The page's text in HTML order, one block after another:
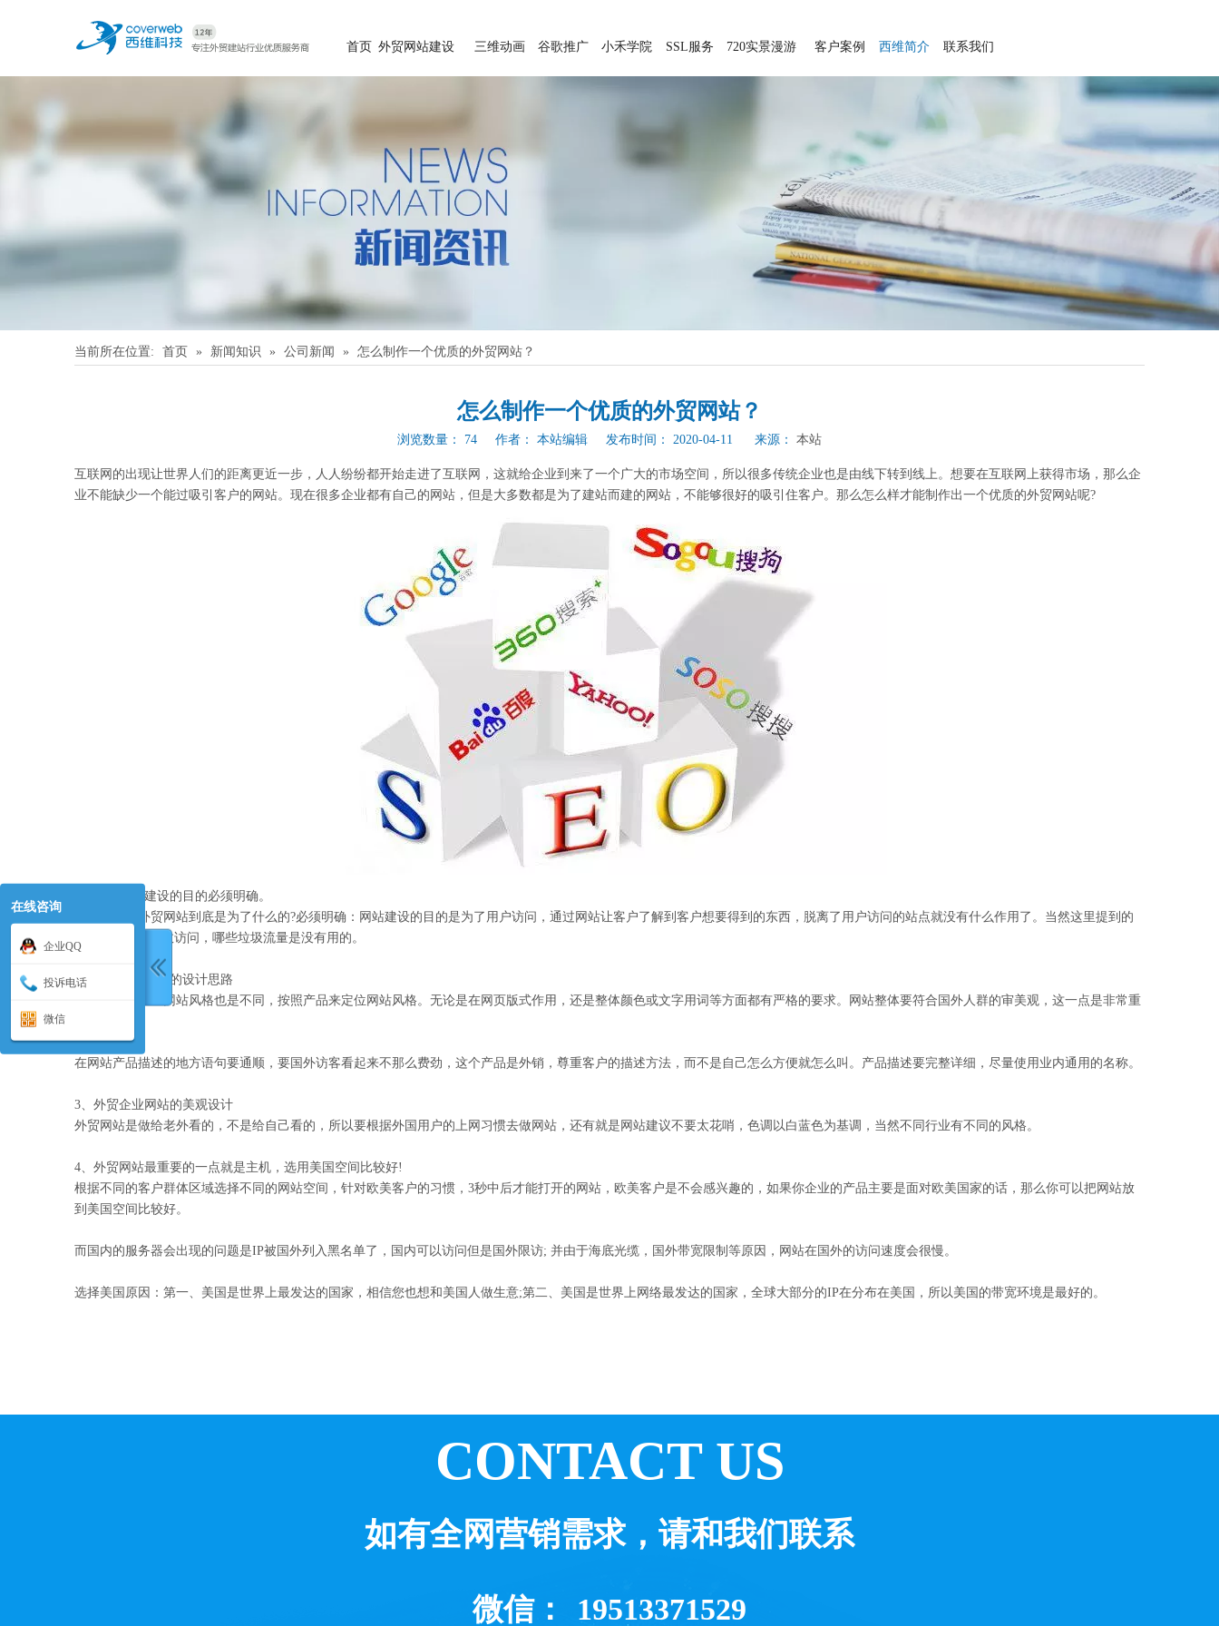
首页 外贸网站建设 三维动画 谷歌推广 小禾学院 SSL服务 720实景漫游 客户案例 西维简介 联系我们
当前所在位置: 首页 » 新闻知识 » 公司新闻 » 怎么制作一个优质的外贸网站？
怎么制作一个优质的外贸网站？
浏览数量： 74 作者： 本站编辑 发布时间： 2020-04-11 来源： 本站
["wechat","weibo","qzone","douban","email"]
互联网的出现让世界人们的距离更近一步，人人纷纷都开始走进了互联网，这就给企业到来了一个广大的市场空间，所以很多传统企业也是由线下转到线上。想要在互联网上获得市场，那么企
业不能缺少一个能过吸引客户的网站。现在很多企业都有自己的网站，但是大多数都是为了建站而建的网站，不能够很好的吸引住客户。那么怎么样才能制作出一个优质的外贸网站呢?
1、外贸网站建设的目的必须明确。
你建设一个外贸网站到底是为了什么的?必须明确：网站建设的目的是为了用户访问，通过网站让客户了解到客户想要得到的东西，脱离了用户访问的站点就没有什么作用了。当然这里提到的
“访问”，是指有效访问，哪些垃圾流量是没有用的。
2、外贸网站建设的设计思路
不同类型的企业网站风格也是不同，按照产品来定位网站风格。无论是在网页版式作用，还是整体颜色或文字用词等方面都有严格的要求。网站整体要符合国外人群的审美观，这一点是非常重
在网站产品描述的地方语句要通顺，要国外访客看起来不那么费劲，这个产品是外销，尊重客户的描述方法，而不是自己怎么方便就怎么叫。产品描述要完整详细，尽量使用业内通用的名称。
3、外贸企业网站的美观设计
外贸网站是做给老外看的，不是给自己看的，所以要根据外国用户的上网习惯去做网站，还有就是网站建议不要太花哨，色调以白蓝色为基调，当然不同行业有不同的风格。
4、外贸网站最重要的一点就是主机，选用美国空间比较好!
根据不同的客户群体区域选择不同的网站空间，针对欧美客户的习惯，3秒中后才能打开的网站，欧美客户是不会感兴趣的，如果你企业的产品主要是面对欧美国家的话，那么你可以把网站放
到美国空间比较好。
而国内的服务器会出现的问题是IP被国外列入黑名单了，国内可以访问但是国外限访; 并由于海底光缆，国外带宽限制等原因，网站在国外的访问速度会很慢。
选择美国原因：第一、美国是世界上最发达的国家，相信您也想和美国人做生意;第二、美国是世界上网络最发达的国家，全球大部分的IP在分布在美国，所以美国的带宽环境是最好的。
CONTACT US
如有全网营销需求，请和我们联系
微信： 19513371529
在线咨询
企业QQ
投诉电话
微信